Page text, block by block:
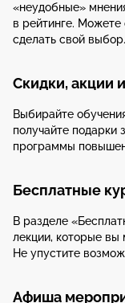
«неудобные»
в рейтинге.
сделать свой выбор.
Скидки, акции
Выбирайте
получайте подарки
программы
Бесплатные
В разделе
лекции, которые вы
Не упустите
Афиша